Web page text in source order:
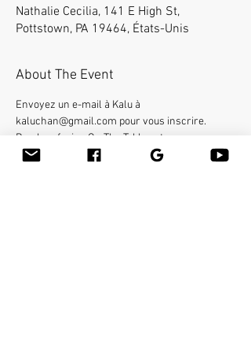
Nathalie Cecilia, 141 E High St,
Pottstown, PA 19464, États-Unis
About The Event
Envoyez un e-mail à Kalu à
kaluchan@gmail.com pour vous inscrire.
Bamboo-fusion On The Table est un moyen
innovant de fournir un massage suédois ou des